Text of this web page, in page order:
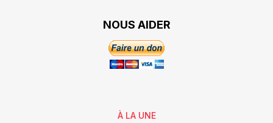
NOUS AIDER
À LA UNE